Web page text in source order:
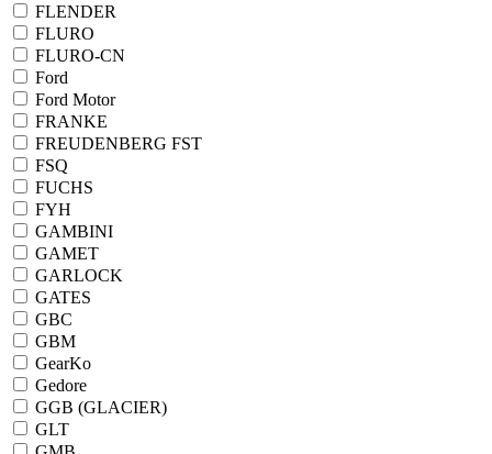
FLENDER
FLURO
FLURO-CN
Ford
Ford Motor
FRANKE
FREUDENBERG FST
FSQ
FUCHS
FYH
GAMBINI
GAMET
GARLOCK
GATES
GBC
GBM
GearKo
Gedore
GGB (GLACIER)
GLT